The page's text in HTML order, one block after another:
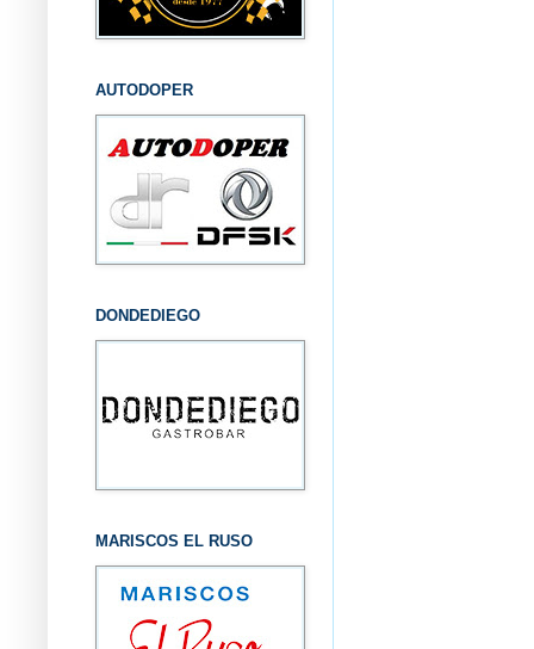
AUTODOPER
DONDEDIEGO
MARISCOS EL RUSO